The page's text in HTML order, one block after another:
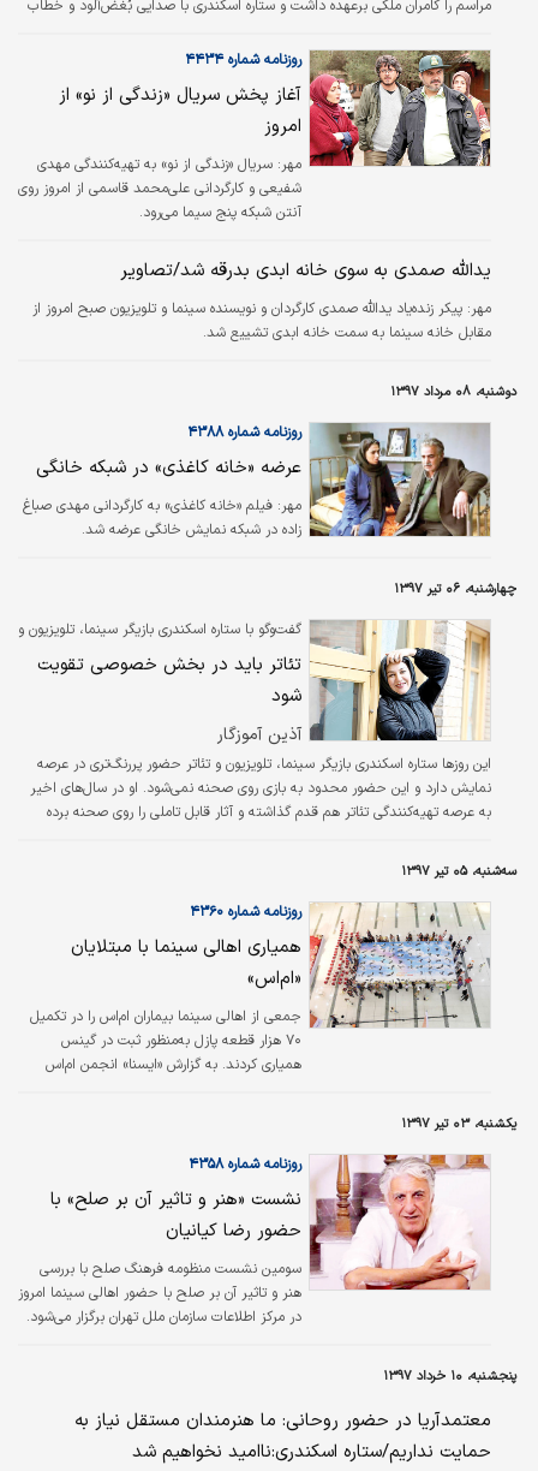
مراسم را کامران ملکی برعهده داشت و ستاره‌ اسکندری با صدایی بُغض‌آلود و خطاب
بود.
روزنامه شماره ۴۴۳۴
آغاز پخش سریال «زندگی از نو» از
امروز
مهر: سریال «زندگی از نو» به تهیه‌کنندگی مهدی
شفیعی و کارگردانی علی‌محمد قاسمی از امروز روی
آنتن شبکه پنج سیما می‌رود.
یدالله صمدی به سوی خانه ابدی بدرقه شد/تصاویر
مهر: پیکر زنده‌یاد یدالله صمدی کارگردان و نویسنده سینما و تلویزیون صبح امروز از
مقابل خانه سینما به سمت خانه ابدی تشییع شد.
دوشنبه، ۰۸ مرداد ۱۳۹۷
روزنامه شماره ۴۳۸۸
عرضه «خانه کاغذی» در شبکه خانگی
مهر: فیلم «خانه کاغذی» به کارگردانی مهدی صباغ
زاده در شبکه نمایش خانگی عرضه شد.
چهارشنبه، ۰۶ تیر ۱۳۹۷
گفت‌و‌گو با ستاره اسکندری بازیگر سینما، تلویزیون و
تئاتر
تئاتر باید در بخش خصوصی تقویت
شود
آذین آموزگار
این روزها ستاره اسکندری بازیگر سینما، تلویزیون و تئاتر حضور پررنگ‌تری در عرصه
نمایش دارد و این حضور محدود به بازی روی صحنه نمی‌شود. او در سال‌های اخیر
به عرصه تهیه‌کنندگی تئاتر هم قدم گذاشته و آثار قابل تاملی را روی صحنه برده
تئاترهای قدیمی و ملی ایرانیان راه‌اندازی کرده و دغدغه‌اش این است که
خیمه‌شب‌بازی‌ها، پرده‌خوانی‌ها و نقالی‌ها و... که در فرهنگ اصیل ایرانی ریشه دارند
جان تازه‌ای بگیرند. به همین بهانه با او گپ زده‌ا…
سه‌شنبه، ۰۵ تیر ۱۳۹۷
روزنامه شماره ۴۳۶۰
همیاری اهالی سینما با مبتلایان
«ام‌اس»
جمعی از اهالی سینما بیماران ام‌اس را در تکمیل
۷۰ هزار قطعه پازل به‌منظور ثبت در گینس
همیاری کردند. به گزارش «ایسنا» انجمن ام‌اس
یکشنبه، ۰۳ تیر ۱۳۹۷
روزنامه شماره ۴۳۵۸
نشست «هنر و تاثیر آن بر صلح» با
حضور رضا کیانیان
سومین نشست منظومه فرهنگ صلح با بررسی
هنر و تاثیر آن بر صلح با حضور اهالی سینما امروز
در مرکز اطلاعات سازمان ملل تهران برگزار می‌شود.
پنجشنبه، ۱۰ خرداد ۱۳۹۷
معتمدآریا در حضور روحانی: ما هنرمندان مستقل نیاز به
حمایت نداریم/ستاره اسکندری:ناامید نخواهیم شد